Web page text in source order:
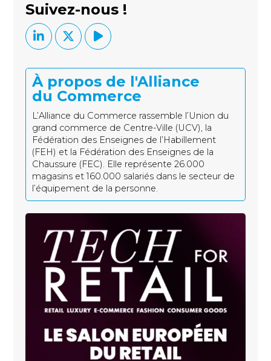
Suivez-nous !
À propos de l'Alliance
du Commerce
L’Alliance du Commerce rassemble l’Union du
grand commerce de Centre-Ville (UCV), la
Fédération des Enseignes de l’Habillement
(FEH) et la Fédération des Enseignes de la
Chaussure (FEC). Elle représente 26.000
magasins et 160.000 salariés dans le secteur de
l’équipement de la personne.